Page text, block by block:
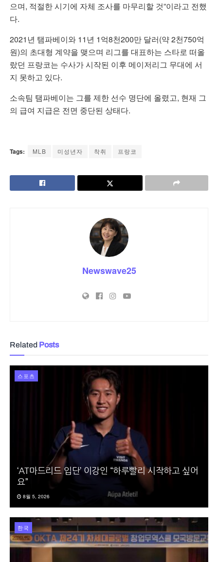
으며, 적절한 시기에 자체 조사를 마무리할 것”이라고 전했
다.
2021년 탬파베이와 11년 1억8천200만 달러(약 2천750억
원)의 초대형 계약을 맺으며 리그를 대표하는 스타로 떠올
랐던 프랑코는 수사가 시작된 이후 메이저리그 무대에 서
지 못하고 있다.
소속팀 탬파베이는 그를 제한 선수 명단에 올렸고, 현재 그
의 급여 지급은 전면 중단된 상태다.
Tags: MLB 미성년자 착취 프랑코
Newswave25
Related Posts
스포츠
‘AT마드리드 입단’ 이강인 “하루빨리 시작하고 싶어
요”
8월 5, 2026
한국